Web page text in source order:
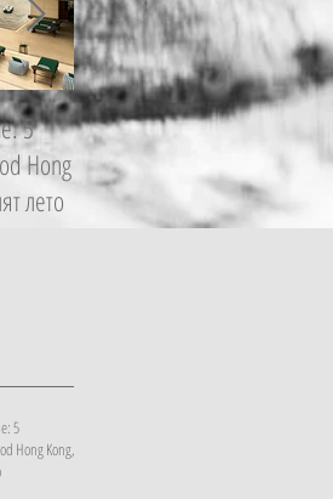
5
Hong
лето
Начать с главного: гид по
программе Essential в ZEM
Wellness Clinic Altea, которая
изменит качество жизни за
5
Hong Kong,